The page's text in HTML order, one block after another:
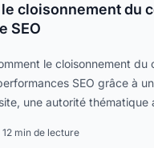
cloisonnement du
SEO
le cloisonnement du
SEO grâce à
une autorité thématique
12 min de lecture